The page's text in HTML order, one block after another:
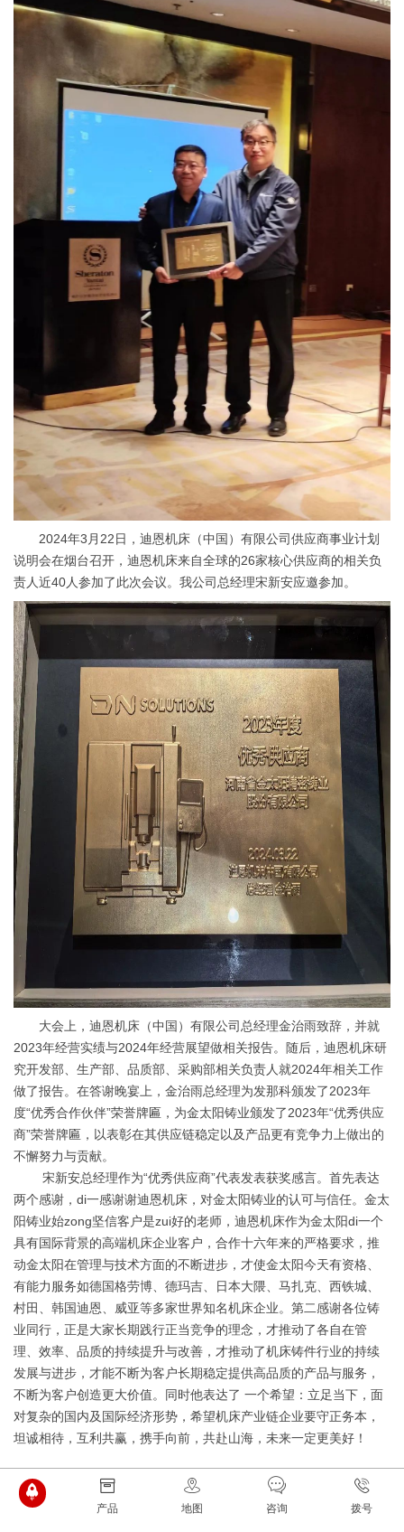
2024年3月22日，迪恩机床（中国）有限公司供应商事业计划
说明会在烟台召开，迪恩机床来自全球的26家核心供应商的相关负
责人近40人参加了此次会议。我公司总经理宋新安应邀参加。
大会上，迪恩机床（中国）有限公司总经理金治雨致辞，并就
2023年经营实绩与2024年经营展望做相关报告。随后，迪恩机床研
究开发部、生产部、品质部、采购部相关负责人就2024年相关工作
做了报告。在答谢晚宴上，金治雨总经理为发那科颁发了2023年
度“优秀合作伙伴”荣誉牌匾，为金太阳铸业颁发了2023年“优秀供应
商”荣誉牌匾，以表彰在其供应链稳定以及产品更有竞争力上做出的
不懈努力与贡献。
宋新安总经理作为“优秀供应商”代表发表获奖感言。首先表达
两个感谢，di一感谢谢迪恩机床，对金太阳铸业的认可与信任。金太
阳铸业始zong坚信客户是zui好的老师，迪恩机床作为金太阳di一个
具有国际背景的高端机床企业客户，合作十六年来的严格要求，推
动金太阳在管理与技术方面的不断进步，才使金太阳今天有资格、
有能力服务如德国格劳博、德玛吉、日本大隈、马扎克、西铁城、
村田、韩国迪恩、威亚等多家世界知名机床企业。第二感谢各位铸
业同行，正是大家长期践行正当竞争的理念，才推动了各自在管
理、效率、品质的持续提升与改善，才推动了机床铸件行业的持续
发展与进步，才能不断为客户长期稳定提供高品质的产品与服务，
不断为客户创造更大价值。同时他表达了 一个希望：立足当下，面
对复杂的国内及国际经济形势，希望机床产业链企业要守正务本，
坦诚相待，互利共赢，携手向前，共赴山海，未来一定更美好！
产品 地图 咨询 拨号